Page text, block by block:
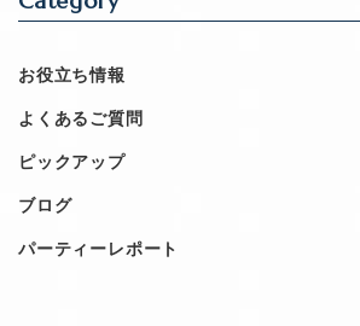
お役立ち情報
よくあるご質問
ピックアップ
ブログ
パーティーレポート